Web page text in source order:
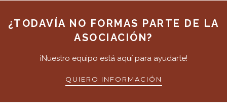
¿TODAVÍA NO FORMAS PARTE DE LA
ASOCIACIÓN?
¡Nuestro equipo está aquí para ayudarte!
QUIERO INFORMACIÓN